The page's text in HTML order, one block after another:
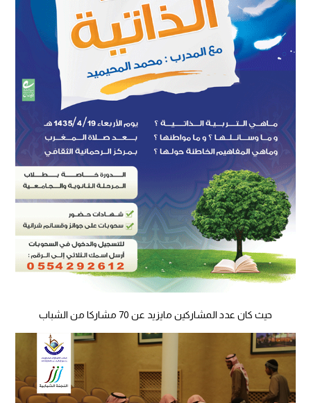
حيث كان عدد المشاركين مايزيد عن 70 مشاركا من الشباب